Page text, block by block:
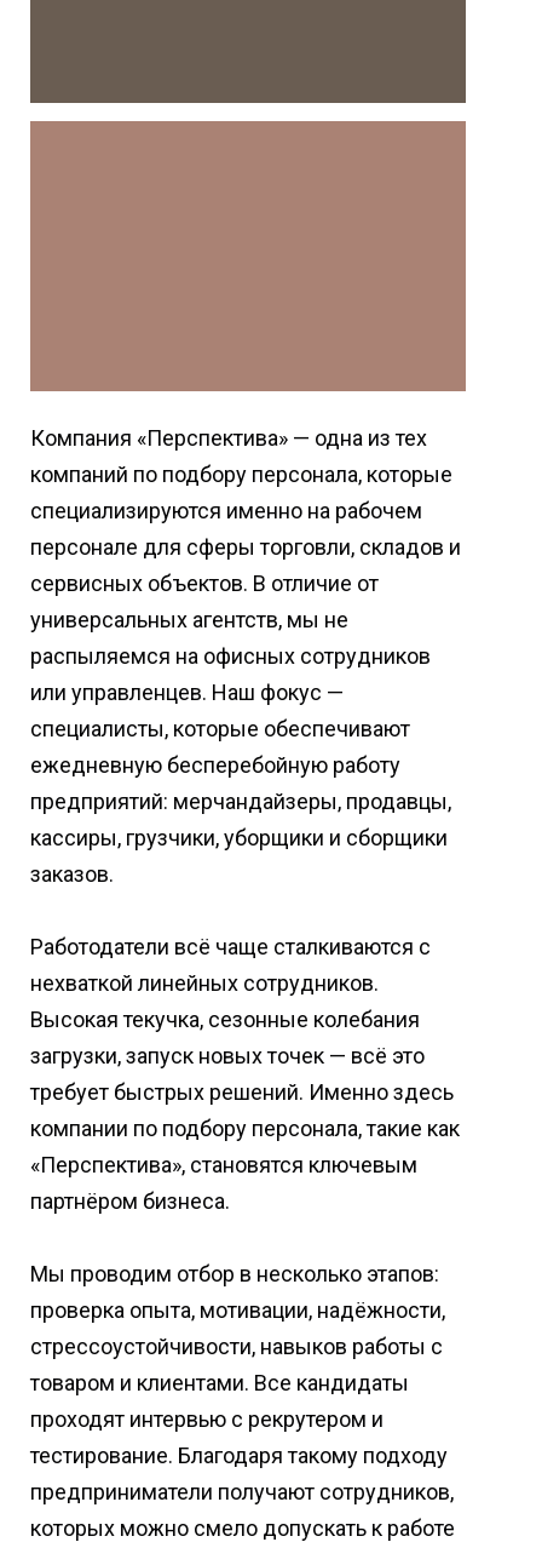
Компания «Перспектива» — одна из тех
компаний по подбору персонала, которые
специализируются именно на рабочем
персонале для сферы торговли, складов и
сервисных объектов. В отличие от
универсальных агентств, мы не
распыляемся на офисных сотрудников
или управленцев. Наш фокус —
специалисты, которые обеспечивают
ежедневную бесперебойную работу
предприятий: мерчандайзеры, продавцы,
кассиры, грузчики, уборщики и сборщики
заказов.
Работодатели всё чаще сталкиваются с
нехваткой линейных сотрудников.
Высокая текучка, сезонные колебания
загрузки, запуск новых точек — всё это
требует быстрых решений. Именно здесь
компании по подбору персонала, такие как
«Перспектива», становятся ключевым
партнёром бизнеса.
Мы проводим отбор в несколько этапов:
проверка опыта, мотивации, надёжности,
стрессоустойчивости, навыков работы с
товаром и клиентами. Все кандидаты
проходят интервью с рекрутером и
тестирование. Благодаря такому подходу
предприниматели получают сотрудников,
которых можно смело допускать к работе